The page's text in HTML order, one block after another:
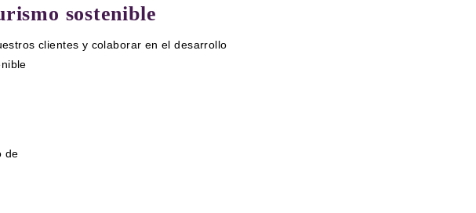
sostenible
clientes y colaborar en el desarrollo
de